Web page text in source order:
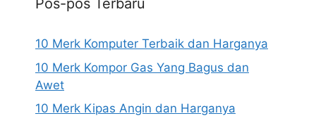
Pos-pos Terbaru
10 Merk Komputer Terbaik dan Harganya
10 Merk Kompor Gas Yang Bagus dan
Awet
10 Merk Kipas Angin dan Harganya